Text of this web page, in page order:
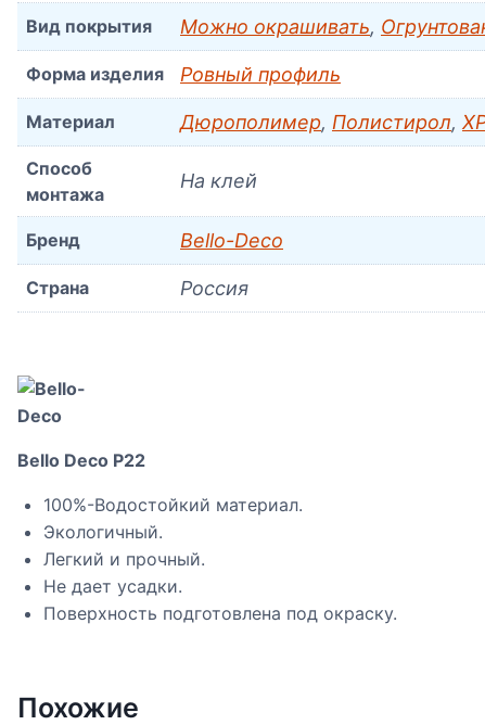
Вид покрытия Можно окрашивать,
Форма изделия Ровный профиль
Материал Дюрополимер, Полистирол,
Способ
монтажа
На клей
Бренд Bello-Decо
Страна Россия
Bello Deco P22
100%-Водостойкий материал.
Экологичный.
Легкий и прочный.
Не дает усадки.
Поверхность подготовлена под окраску.
Похожие